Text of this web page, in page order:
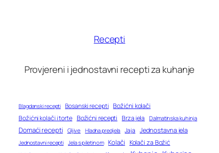
Recepti
Provjereni i jednostavni recepti za kuhanje
Blagdanski recepti Bosanski recepti Božićni kolači
Božićni kolači i torte Božićni recepti Brza jela Dalmatinska kuhinja
Domaći recepti Gljive Hladna predjela Jaja Jednostavna jela
Jednostavni recepti Jela s piletinom Kolači Kolači za Božić